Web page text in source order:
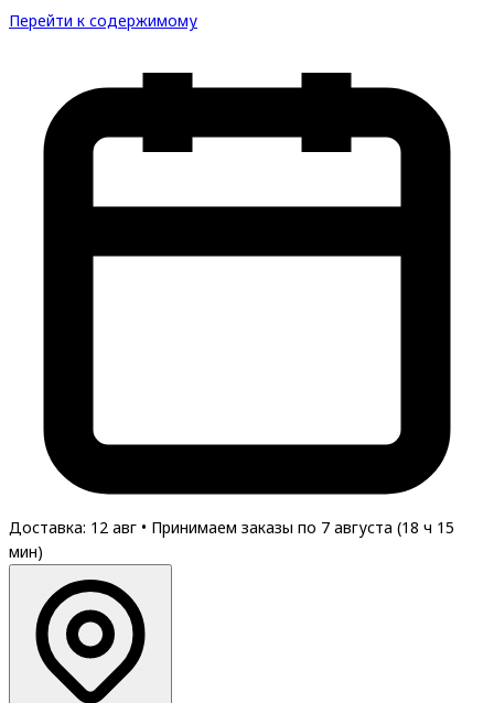
Перейти к содержимому
Доставка: 12 авг • Принимаем заказы по 7 августа (18 ч 15
мин)